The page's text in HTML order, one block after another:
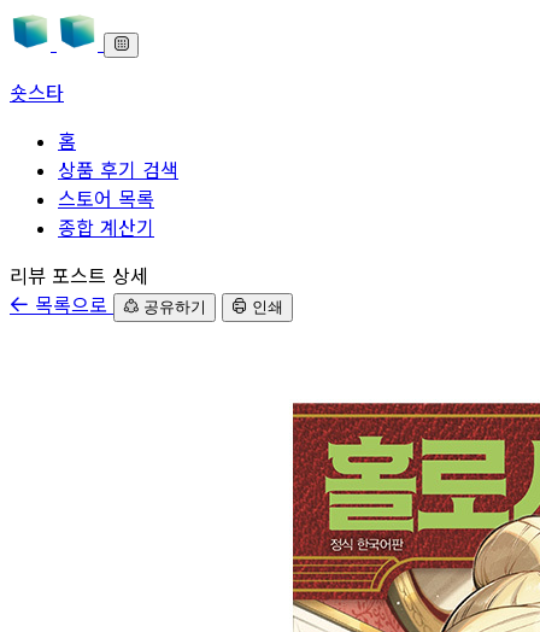
숏스타
홈
상품 후기 검색
스토어 목록
종합 계산기
본문으로 바로가기
리뷰 포스트 상세
목록으로
공유하기 인쇄